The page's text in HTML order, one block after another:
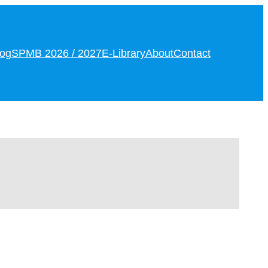
SPMB 2026 / 2027E-LibraryAboutContact